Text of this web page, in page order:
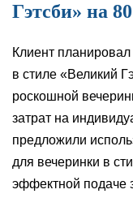
Гэтсби» на
Клиент
в стиле «Великий
роскошной
затрат на
предложили
для вечеринки в
эффектной подаче